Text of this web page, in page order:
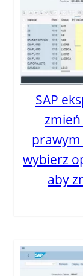
SAP
wybierz
aby